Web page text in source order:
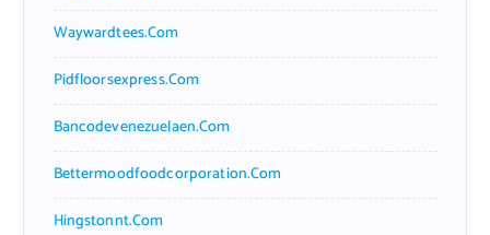
Waywardtees.com
Pidfloorsexpress.com
Bancodevenezuelaen.com
Bettermoodfoodcorporation.com
Hingstonnt.com